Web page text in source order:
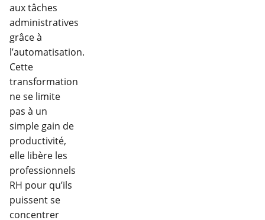
aux tâches
administratives
grâce à
l’automatisation.
Cette
transformation
ne se limite
pas à un
simple gain de
productivité,
elle libère les
professionnels
RH pour qu’ils
puissent se
concentrer